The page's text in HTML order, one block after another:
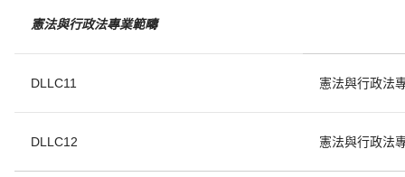
憲法與行政法專業範疇
DLLC11 憲法與行政法
DLLC12 憲法與行政法